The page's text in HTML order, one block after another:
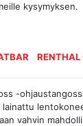
RENTHAL
kysymyksen.
-
vahvin